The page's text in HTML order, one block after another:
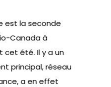
est la seconde
Canada à
cet été. Il y a un
principal, réseau
a en effet